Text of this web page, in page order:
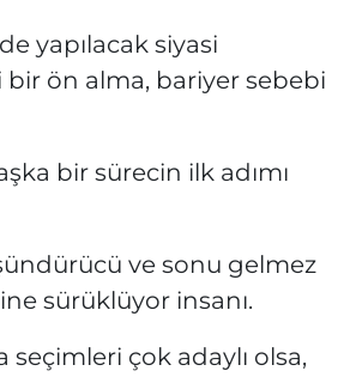
yapılacak siyasi
ön alma, bariyer sebebi
bir sürecin ilk adımı
ve sonu gelmez
sürüklüyor insanı.
seçimleri çok adaylı olsa,